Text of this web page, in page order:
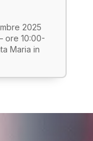
2025
ore 10:00-
Maria in